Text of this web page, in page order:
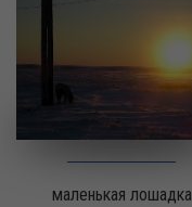
маленькая лошадка